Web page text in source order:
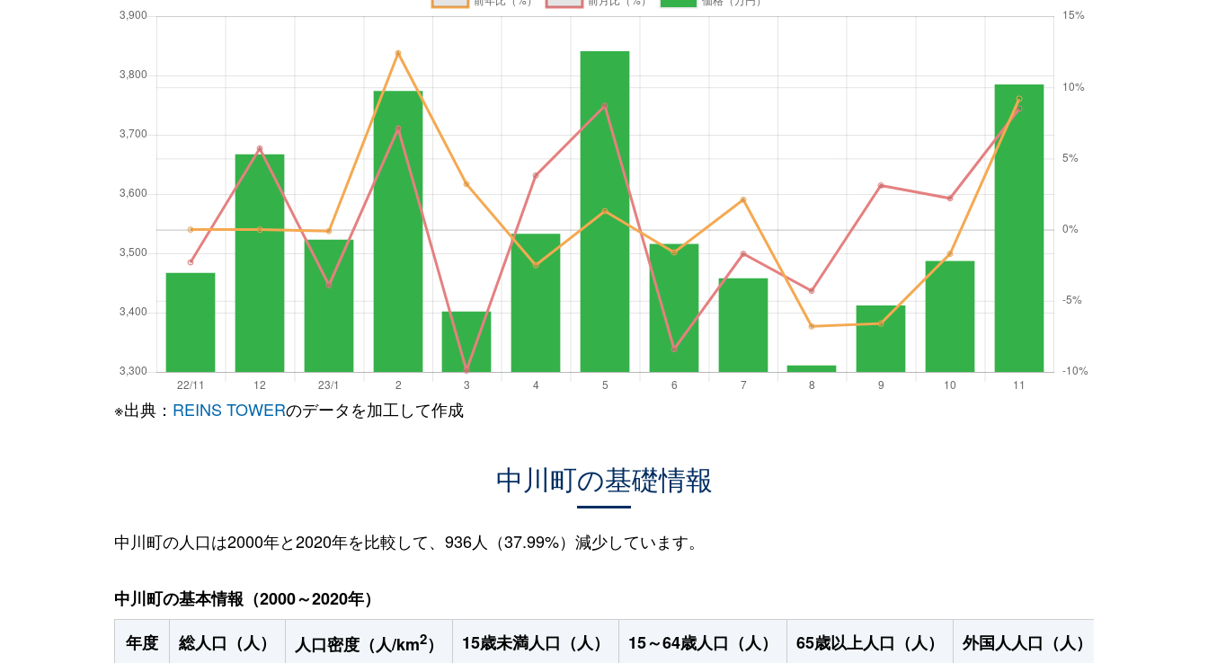
※出典： REINS TOWERのデータを加工して作成
中川町の基礎情報
中川町の人口は2000年と2020年を比較して、936人（37.99%）減少しています。
中川町の基本情報（2000～2020年）
年度
総人口（人） 人口密度（人/km2） 15歳未満人口（人） 15～64歳人口（人） 65歳以上人口（人） 外国人人口（人）